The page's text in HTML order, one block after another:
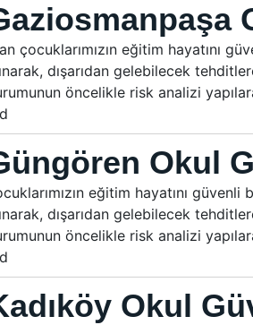
çocuklarımızın eğitim hayatını
dışarıdan gelebilecek
öncelikle risk analizi
Okul
eğitim hayatını
dışarıdan gelebilecek
öncelikle risk analizi
Okul